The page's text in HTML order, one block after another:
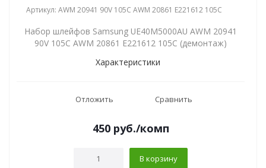
Артикул: AWM 20941 90V 105C AWM 20861 E221612 105C
Набор шлейфов Samsung UE40M5000AU AWM 20941
90V 105C AWM 20861 E221612 105C (демонтаж)
Характеристики
Отложить Сравнить
450 руб./комп
В корзину